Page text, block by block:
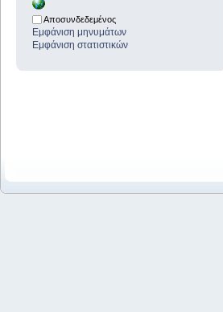
Αποσυνδεδεμένος
Εμφάνιση μηνυμάτων
Εμφάνιση στατιστικών